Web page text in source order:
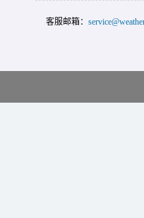
客服邮箱：